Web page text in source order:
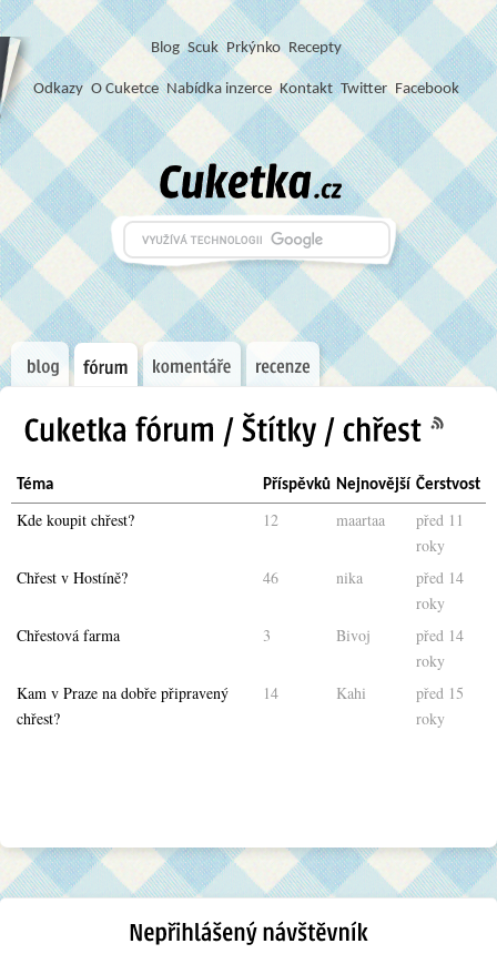
Blog Scuk Prkýnko Recepty
Odkazy O Cuketce Nabídka inzerce Kontakt Twitter Facebook
Téma Příspěvků Nejnovější Čerstvost
Kde koupit chřest? 12 maartaa
před 11
roky
Chřest v Hostíně?
46 nika
před 14
roky
Chřestová farma
3 Bivoj
před 14
roky
Kam v Praze na dobře připravený
chřest?
14 Kahi
před 15
roky